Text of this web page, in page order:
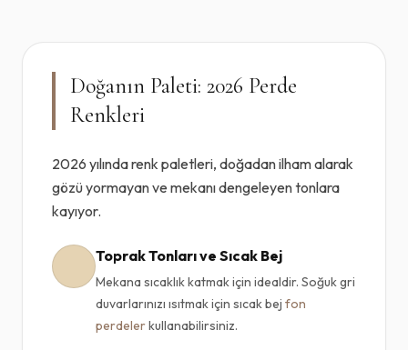
Doğanın Paleti: 2026 Perde
Renkleri
2026 yılında renk paletleri, doğadan ilham alarak
gözü yormayan ve mekanı dengeleyen tonlara
kayıyor.
Toprak Tonları ve Sıcak Bej
Mekana sıcaklık katmak için idealdir. Soğuk gri
duvarlarınızı ısıtmak için sıcak bej fon
perdelerkullanabilirsiniz.